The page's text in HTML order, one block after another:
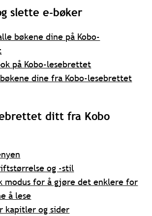
slette e-bøker
bøkene dine på Kobo-
på Kobo-lesebrettet
dine fra Kobo-lesebrettet
ditt fra Kobo
og -stil
modus for å gjøre det enklere for
å lese
kapitler og sider